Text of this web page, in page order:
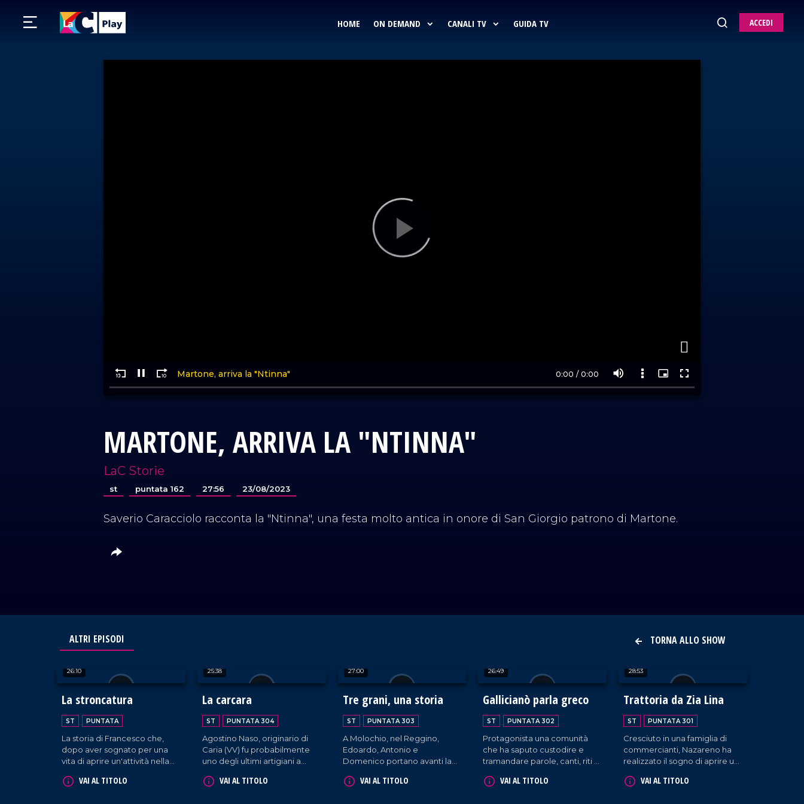
HOME ON DEMAND CANALI TV GUIDA TV ACCEDI
MARTONE, ARRIVA LA "NTINNA"
LaC Storie
st puntata 162 27:56 23/08/2023
Saverio Caracciolo racconta la "Ntinna", una festa molto antica in onore di San Giorgio patrono di Martone.
TORNA ALLO SHOW
ALTRI EPISODI
26:10
La stroncatura
ST PUNTATA
La storia di Francesco che,
dopo aver sognato per una
vita di aprire un'attività nella
dà nuova vita a un pastificio
VAI AL TITOLO
25:38
La carcara
ST PUNTATA 304
Agostino Naso, originario di
Caria (VV) fu probabilmente
uno degli ultimi artigiani a
della calce attraverso l'utilizzo
VAI AL TITOLO
27:00
Tre grani, una storia
ST PUNTATA 303
A Molochio, nel Reggino,
Edoardo, Antonio e
Domenico portano avanti la
pane iniziata trentasei anni fa
VAI AL TITOLO
26:49
Gallicianò parla greco
ST PUNTATA 302
Protagonista una comunità
che ha saputo custodire e
tramandare parole, canti, riti e
generazione. Gallicianò, nel
VAI AL TITOLO
28:53
Trattoria da Zia Lina
ST PUNTATA 301
Cresciuto in una famiglia di
commercianti, Nazareno ha
realizzato il sogno di aprire un
cinquant'anni, ha inaugurato la
VAI AL TITOLO